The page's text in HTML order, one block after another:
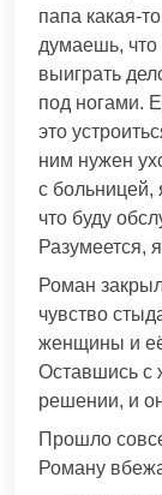
папа какая-
думаешь, что
выиграть
под ногами.
это
ним нужен
с больницей,
что буду
Разумеется,
Роман
чувство
женщины и её
Оставшись с
решении, и
Прошло
Роману